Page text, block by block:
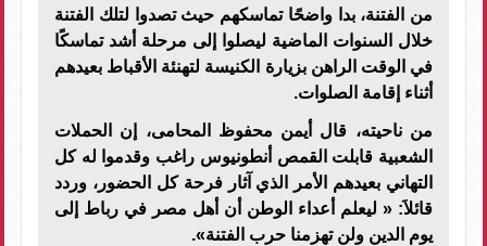
من الفتنة، بدا واضحًا تماسكهم حيث تصدوا لتلك الفتنة
خلال السنوات الماضية ليصلوا إلى مرحلة أشد تماسكًا
في الوقت الراهن بزيارة الكنيسة لتهنئة الأقباط بعيدهم
أثناء إقامة الصلوات.
من ناحيته، قال أيمن محفوظ المحامى، إن الحملات
الشعبية قابلت القمص أنطونيوس راغب وقدموا له كل
التهاني بعيدهم الأمر الذي آثار فرحة كل الحضور، وردد
قائلاَ: « ليعلم أعداء الوطن أن أهل مصر في رباط إلى
يوم الدين ولن تهزمنا حرب الفتنة».